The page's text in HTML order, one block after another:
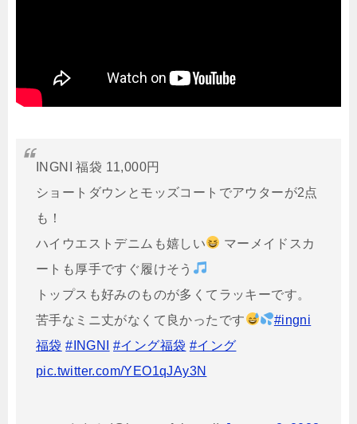
INGNI 福袋 11,000円
ショートダウンとモッズコートでアウターが2点
も！
ハイウエストデニムも嬉しい
マーメイドスカ
ートも厚手ですぐ履けそう
トップスも好みのものが多くてラッキーです。
苦手なミニ丈がなくて良かったです
#ingni
福袋 #INGNI #イング福袋 #イング
pic.twitter.com/YEO1qJAy3N